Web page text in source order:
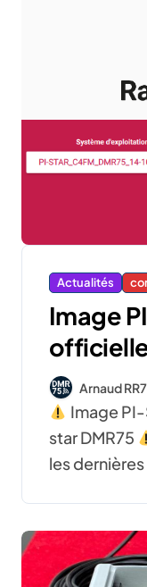
Actualités
Image
pourArnaud
Image
star DMR75
les